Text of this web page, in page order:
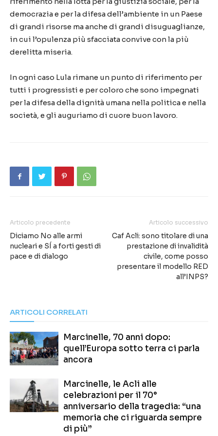
democrazia e per la difesa dell’ambiente in un Paese
di grandi risorse ma anche di grandi disuguaglianze,
in cui l’opulenza più sfacciata convive con la più
derelitta miseria.
In ogni caso Lula rimane un punto di riferimento per
tutti i progressisti e per coloro che sono impegnati
per la difesa della dignità umana nella politica e nella
società, e gli auguriamo di cuore buon lavoro.
Articolo precedente
Diciamo No alle armi
nucleari e SÍ a forti gesti di
pace e di dialogo
Articolo successivo
Caf Acli: sono titolare di una
prestazione di invalidità
civile, come posso
presentare il modello RED
all’INPS?
ARTICOLI CORRELATI
Marcinelle, 70 anni dopo:
quell’Europa sotto terra ci parla
ancora
Marcinelle, le Acli alle
celebrazioni per il 70°
anniversario della tragedia: “una
memoria che ci riguarda sempre
di più”